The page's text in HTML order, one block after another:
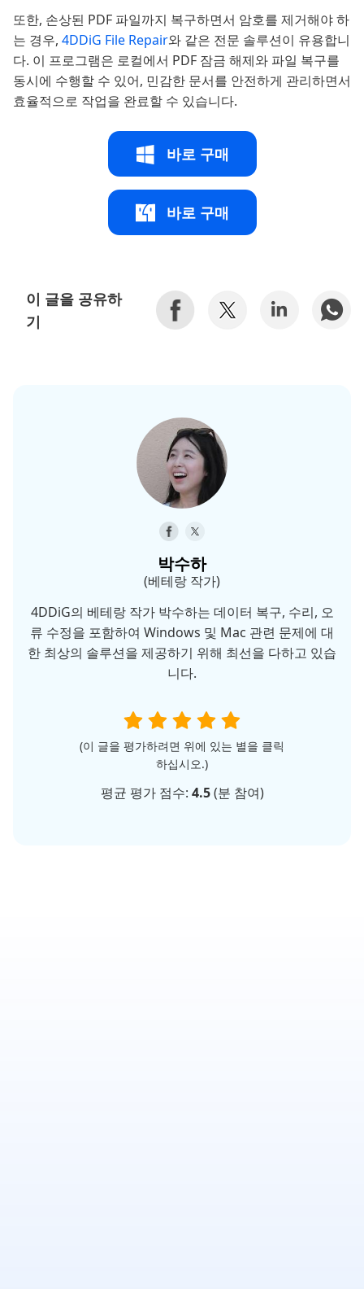
또한, 손상된 PDF 파일까지 복구하면서 암호를 제거해야 하
는 경우, 4DDiG File Repair와 같은 전문 솔루션이 유용합니
다. 이 프로그램은 로컬에서 PDF 잠금 해제와 파일 복구를
동시에 수행할 수 있어, 민감한 문서를 안전하게 관리하면서
효율적으로 작업을 완료할 수 있습니다.
바로 구매
바로 구매
이 글을 공유하
기
박수하
(베테랑 작가)
4DDiG의 베테랑 작가 박수하는 데이터 복구, 수리, 오
류 수정을 포함하여 Windows 및 Mac 관련 문제에 대
한 최상의 솔루션을 제공하기 위해 최선을 다하고 있습
니다.
(이 글을 평가하려면 위에 있는 별을 클릭
하십시오.)
평균 평가 점수: 4.5(분 참여)